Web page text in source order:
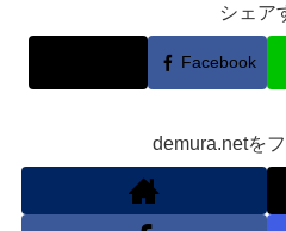
シェア
Facebook
demura.netを